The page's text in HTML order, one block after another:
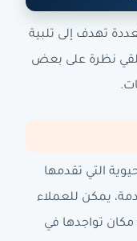
تهدف إلى تلبية
نظرة على بعض
التي تقدمها
يمكن للعملاء
تواجدها في